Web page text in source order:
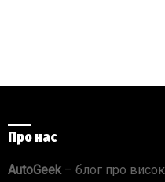
Про нас
AutoGeek– блог про